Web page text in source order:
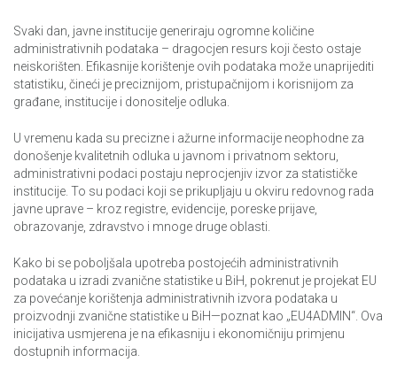
Svaki dan, javne institucije generiraju ogromne količine
administrativnih podataka – dragocjen resurs koji često ostaje
neiskorišten. Efikasnije korištenje ovih podataka može unaprijediti
statistiku, čineći je preciznijom, pristupačnijom i korisnijom za
građane, institucije i donositelje odluka.
U vremenu kada su precizne i ažurne informacije neophodne za
donošenje kvalitetnih odluka u javnom i privatnom sektoru,
administrativni podaci postaju neprocjenjiv izvor za statističke
institucije. To su podaci koji se prikupljaju u okviru redovnog rada
javne uprave – kroz registre, evidencije, poreske prijave,
obrazovanje, zdravstvo i mnoge druge oblasti.
Kako bi se poboljšala upotreba postojećih administrativnih
podataka u izradi zvanične statistike u BiH, pokrenut je projekat EU
za povećanje korištenja administrativnih izvora podataka u
proizvodnji zvanične statistike u BiH—poznat kao „EU4ADMIN“. Ova
inicijativa usmjerena je na efikasniju i ekonomičniju primjenu
dostupnih informacija.